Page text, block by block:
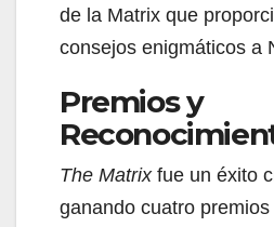
de la Matrix que
consejos enigmáticos a
Premios y
The Matrixfue un éxito
ganando cuatro premios